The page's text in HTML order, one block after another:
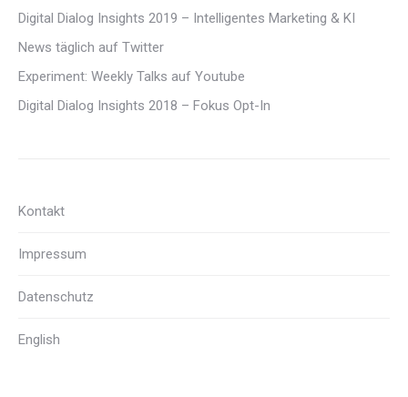
Digital Dialog Insights 2019 – Intelligentes Marketing & KI
News täglich auf Twitter
Experiment: Weekly Talks auf Youtube
Digital Dialog Insights 2018 – Fokus Opt-In
Kontakt
Impressum
Datenschutz
English